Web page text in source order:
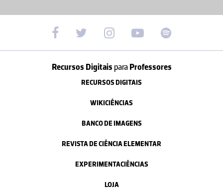
Recursos Digitais paraProfessores
RECURSOS DIGITAIS
WIKICIÊNCIAS
BANCO DE IMAGENS
REVISTA DE CIÊNCIA ELEMENTAR
EXPERIMENTACIÊNCIAS
LOJA